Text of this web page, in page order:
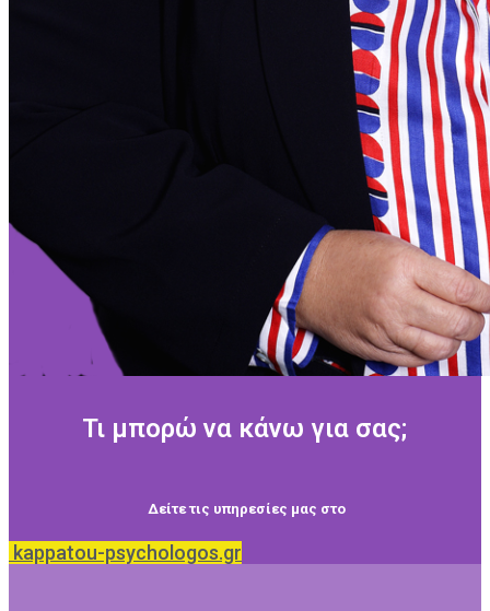
Τι μπορώ να κάνω για σας;
Δείτε τις υπηρεσίες μας στο
kappatou-psychologos.gr